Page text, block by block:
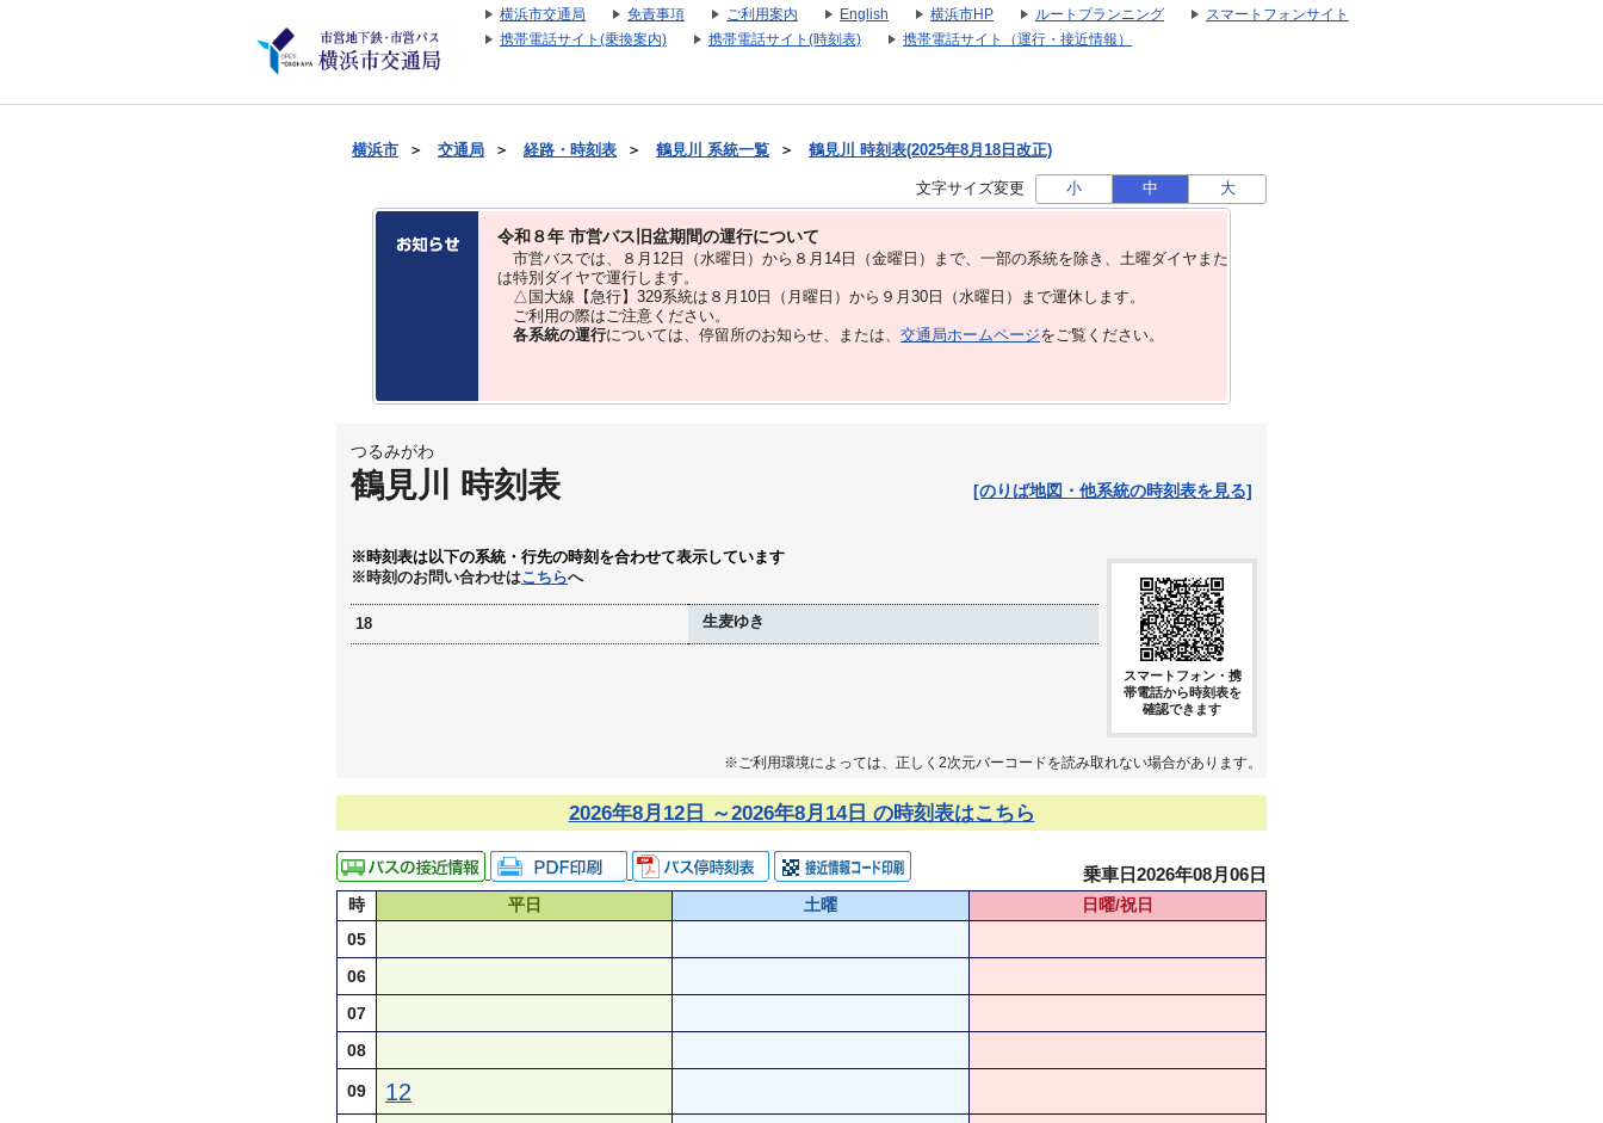
横浜市交通局 免責事項 ご利用案内 English 横浜市HP ルートプランニング
スマートフォンサイト
携帯電話サイト(乗換案内)
携帯電話サイト(時刻表) 携帯電話サイト（運行・接近情報）
横浜市 ＞ 交通局 ＞ 経路・時刻表 ＞ 鶴見川 系統一覧 ＞ 鶴見川 時刻表(2025年8月18日改正)
文字サイズ変更 小 中 大
令和８年 市営バス旧盆期間の運行について
市営バスでは、８⽉12⽇（水曜日）から８⽉14⽇（金曜日）まで、⼀部の系統を除き、⼟曜ダイヤまた
は特別ダイヤで運⾏します。
△国大線【急行】329系統は８月10日（月曜日）から９月30日（水曜日）まで運休します。
ご利用の際はご注意ください。
各系統の運行については、停留所のお知らせ、または、 交通局ホームページをご覧ください。
つるみがわ
鶴見川 時刻表 [のりば地図・他系統の時刻表を見る]
※時刻表は以下の系統・行先の時刻を合わせて表示しています
※時刻のお問い合わせはこちらへ
18 生麦ゆき
スマートフォン・携
帯電話から時刻表を
確認できます
※ご利用環境によっては、正しく2次元バーコードを読み取れない場合があります。
2026年8月12日 ～2026年8月14日 の時刻表はこちら
乗車日2026年08月06日
時 平日 土曜
日曜/祝日
05
06
07
08
09 12